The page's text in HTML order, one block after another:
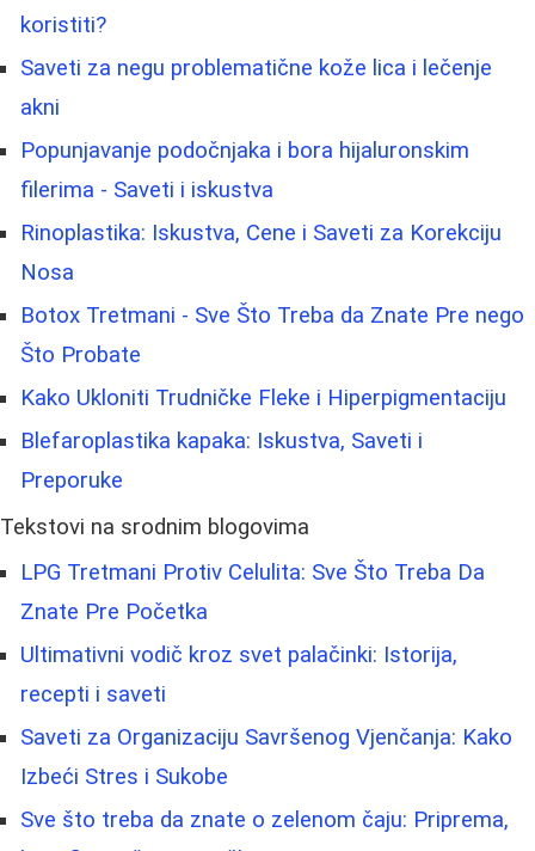
koristiti?
Saveti za negu problematične kože lica i lečenje
akni
Popunjavanje podočnjaka i bora hijaluronskim
filerima - Saveti i iskustva
Rinoplastika: Iskustva, Cene i Saveti za Korekciju
Nosa
Botox Tretmani - Sve Što Treba da Znate Pre nego
Što Probate
Kako Ukloniti Trudničke Fleke i Hiperpigmentaciju
Blefaroplastika kapaka: Iskustva, Saveti i
Preporuke
Tekstovi na srodnim blogovima
LPG Tretmani Protiv Celulita: Sve Što Treba Da
Znate Pre Početka
Ultimativni vodič kroz svet palačinki: Istorija,
recepti i saveti
Saveti za Organizaciju Savršenog Vjenčanja: Kako
Izbeći Stres i Sukobe
Sve što treba da znate o zelenom čaju: Priprema,